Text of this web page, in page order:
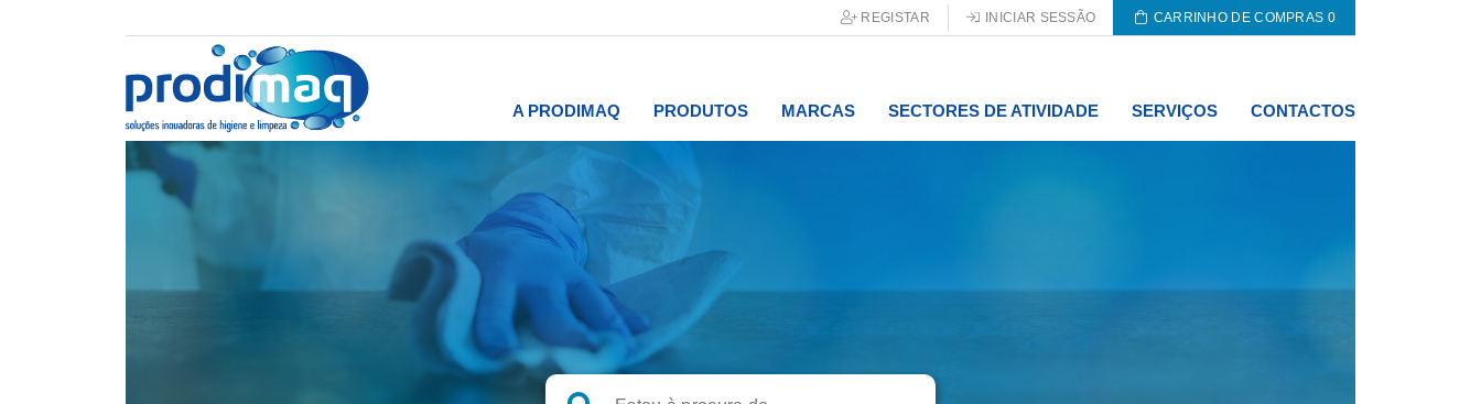
REGISTAR INICIAR SESSÃO CARRINHO DE COMPRAS 0
A PRODIMAQ PRODUTOS MARCAS SECTORES DE ATIVIDADE SERVIÇOS CONTACTOS